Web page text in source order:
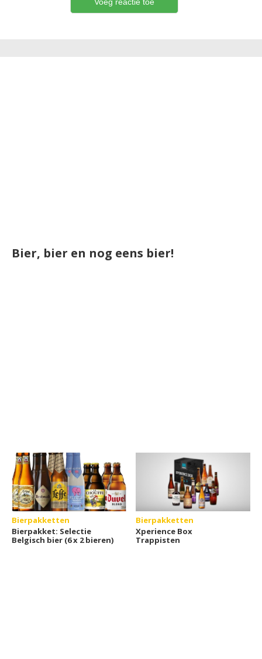
Bier, bier en nog eens bier!
Bierpakketten
Bierpakket: Selectie
Belgisch bier (6 x 2 bieren)
Bierpakketten
Xperience Box
Trappisten